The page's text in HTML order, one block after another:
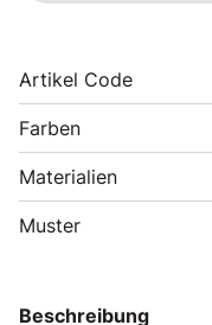
Artikel Code
Farben
Materialien
Muster
Beschreibung